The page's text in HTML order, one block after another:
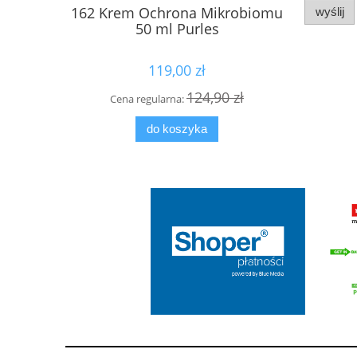
162 Krem Ochrona Mikrobiomu
50 ml Purles
119,00 zł
Cena regularna:124,90 zł
do koszyka
Kuracja
Activ
wyślij